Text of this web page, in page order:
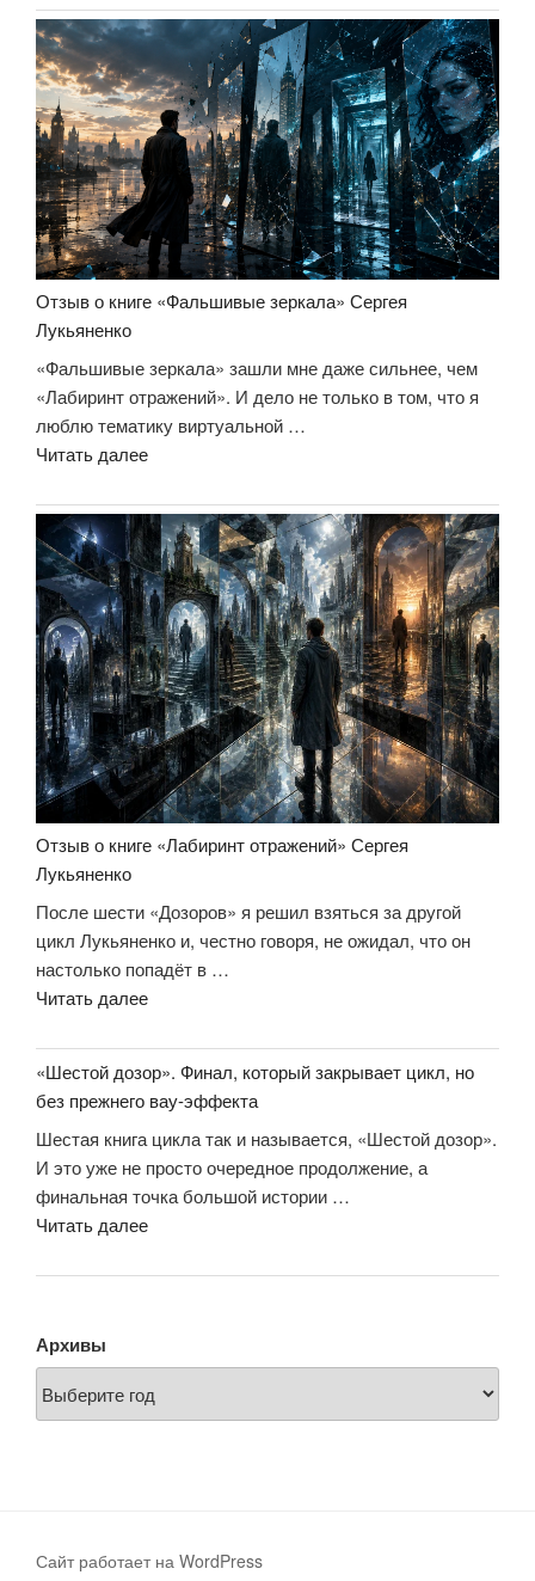
кто
ты,
если
у
тебя
забрать
всё?»
Отзыв о книге «Фальшивые зеркала» Сергея
Лукьяненко
«Фальшивые зеркала» зашли мне даже сильнее, чем
«Лабиринт отражений». И дело не только в том, что я
люблю тематику виртуальной …
Читать далее«Отзыв
книге
«Фальшивые
зеркала»
Сергея
Лукьяненко»
Отзыв о книге «Лабиринт отражений» Сергея
Лукьяненко
После шести «Дозоров» я решил взяться за другой
цикл Лукьяненко и, честно говоря, не ожидал, что он
настолько попадёт в …
Читать далее«Отзыв
книге
«Лабиринт
отражений»
Сергея
Лукьяненко»
«Шестой дозор». Финал, который закрывает цикл, но
без прежнего вау-эффекта
Шестая книга цикла так и называется, «Шестой дозор».
И это уже не просто очередное продолжение, а
финальная точка большой истории …
Читать далее««Шестой
Финал,
цикл,
но
без
Архивы
Сайт работает на WordPress